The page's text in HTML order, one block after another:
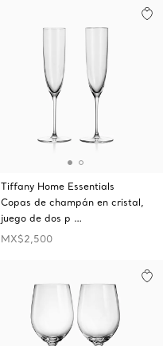
Tiffany Home Essentials
Copas de champán en cristal,
juego de dos p …
MX$2,500